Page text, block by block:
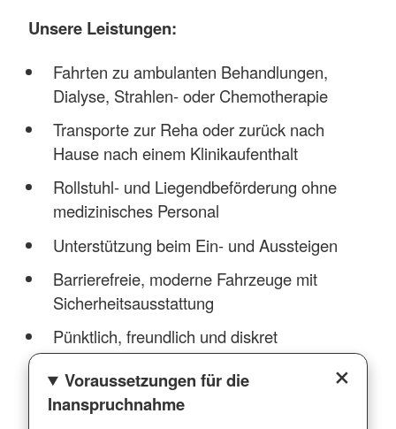
Unsere Leistungen:
Fahrten zu ambulanten Behandlungen,
Dialyse, Strahlen- oder Chemotherapie
Transporte zur Reha oder zurück nach
Hause nach einem Klinikaufenthalt
Rollstuhl- und Liegendbeförderung ohne
medizinisches Personal
Unterstützung beim Ein- und Aussteigen
Barrierefreie, moderne Fahrzeuge mit
Sicherheitsausstattung
Pünktlich, freundlich und diskret
Voraussetzungen für die
Inanspruchnahme